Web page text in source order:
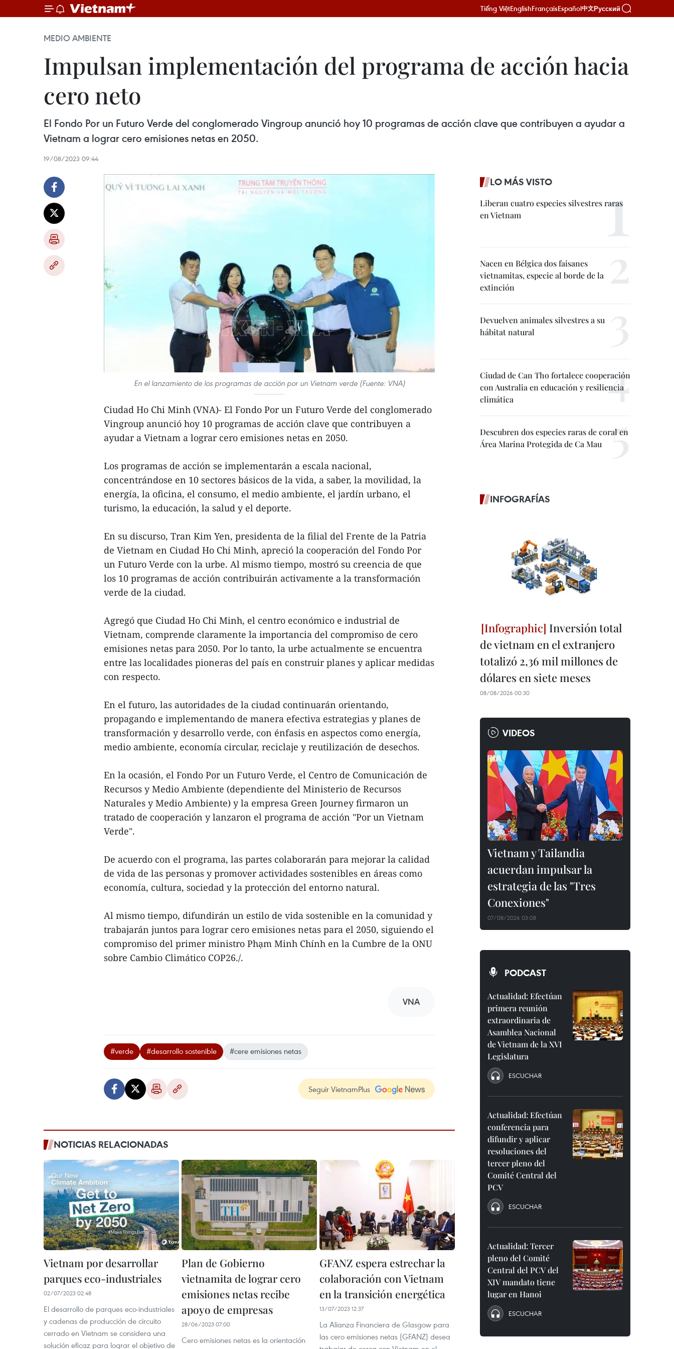
Tiếng ViệtEnglishFrançaisEspañol中文Русский
MEDIO AMBIENTE
Impulsan implementación del programa de acción hacia
cero neto
El Fondo Por un Futuro Verde del conglomerado Vingroup anunció hoy 10 programas de acción clave que contribuyen a ayudar a
Vietnam a lograr cero emisiones netas en 2050.
19/08/2023 09:44
En el lanzamiento de los programas de acción por un Vietnam verde (Fuente: VNA)
Ciudad Ho Chi Minh (VNA)- El Fondo Por un Futuro Verde del conglomerado
Vingroup anunció hoy 10 programas de acción clave que contribuyen a
ayudar a Vietnam a lograr cero emisiones netas en 2050.
Los programas de acción se implementarán a escala nacional,
concentrándose en 10 sectores básicos de la vida, a saber, la movilidad, la
energía, la oficina, el consumo, el medio ambiente, el jardín urbano, el
turismo, la educación, la salud y el deporte.
En su discurso, Tran Kim Yen, presidenta de la filial del Frente de la Patria
de Vietnam en Ciudad Ho Chi Minh, apreció la cooperación del Fondo Por
un Futuro Verde con la urbe. Al mismo tiempo, mostró su creencia de que
los 10 programas de acción contribuirán activamente a la transformación
verde de la ciudad.
Agregó que Ciudad Ho Chi Minh, el centro económico e industrial de
Vietnam, comprende claramente la importancia del compromiso de cero
emisiones netas para 2050. Por lo tanto, la urbe actualmente se encuentra
entre las localidades pioneras del país en construir planes y aplicar medidas
con respecto.
En el futuro, las autoridades de la ciudad continuarán orientando,
propagando e implementando de manera efectiva estrategias y planes de
transformación y desarrollo verde, con énfasis en aspectos como energía,
medio ambiente, economía circular, reciclaje y reutilización de desechos.
En la ocasión, el Fondo Por un Futuro Verde, el Centro de Comunicación de
Recursos y Medio Ambiente (dependiente del Ministerio de Recursos
Naturales y Medio Ambiente) y la empresa Green Journey firmaron un
tratado de cooperación y lanzaron el programa de acción "Por un Vietnam
Verde".
De acuerdo con el programa, las partes colaborarán para mejorar la calidad
de vida de las personas y promover actividades sostenibles en áreas como
economía, cultura, sociedad y la protección del entorno natural.
Al mismo tiempo, difundirán un estilo de vida sostenible en la comunidad y
trabajarán juntos para lograr cero emisiones netas para el 2050, siguiendo el
compromiso del primer ministro Phạm Minh Chính en la Cumbre de la ONU
sobre Cambio Climático COP26./.
VNA
#verde #desarrollo sostenible #cere emisiones netas
Seguir VietnamPlus
NOTICIAS RELACIONADAS
Vietnam por desarrollar
parques eco-industriales
02/07/2023 02:48
El desarrollo de parques eco-industriales
y cadenas de producción de circuito
cerrado en Vietnam se considera una
solución eficaz para lograr el objetivo de
Plan de Gobierno
vietnamita de lograr cero
emisiones netas recibe
apoyo de empresas
28/06/2023 07:00
Cero emisiones netas es la orientación
GFANZ espera estrechar la
colaboración con Vietnam
en la transición energética
13/07/2023 12:37
La Alianza Financiera de Glasgow para
las cero emisiones netas (GFANZ) desea
LO MÁS VISTO
Liberan cuatro especies silvestres raras
en Vietnam
Nacen en Bélgica dos faisanes
vietnamitas, especie al borde de la
extinción
Devuelven animales silvestres a su
hábitat natural
Ciudad de Can Tho fortalece cooperación
con Australia en educación y resiliencia
climática
Descubren dos especies raras de coral en
Área Marina Protegida de Ca Mau
INFOGRAFÍAS
Inversión total
de vietnam en el extranjero
totalizó 2,36 mil millones de
dólares en siete meses
08/08/2026 00:30
VIDEOS
Vietnam y Tailandia
acuerdan impulsar la
estrategia de las "Tres
Conexiones"
07/08/2026 03:08
PODCAST
Actualidad: Efectúan
primera reunión
extraordinaria de
Asamblea Nacional
de Vietnam de la XVI
Legislatura
ESCUCHAR
Actualidad: Efectúan
conferencia para
difundir y aplicar
resoluciones del
tercer pleno del
Comité Central del
PCV
ESCUCHAR
Actualidad: Tercer
pleno del Comité
Central del PCV del
XIV mandato tiene
lugar en Hanoi
ESCUCHAR